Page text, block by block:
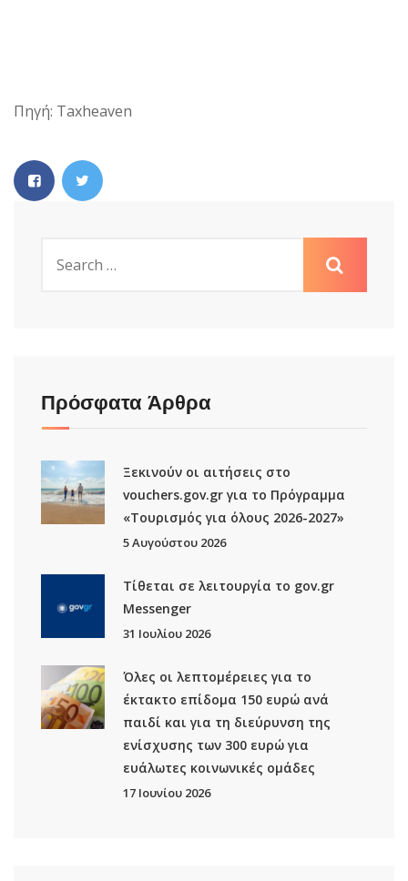
Πηγή: Taxheaven
Πρόσφατα Άρθρα
Ξεκινούν οι αιτήσεις στο
vouchers.gov.gr για το Πρόγραμμα
«Τουρισμός για όλους 2026-2027»
5 Αυγούστου 2026
Τίθεται σε λειτουργία το gov.gr
Μessenger
31 Ιουλίου 2026
Όλες οι λεπτομέρειες για το
έκτακτο επίδομα 150 ευρώ ανά
παιδί και για τη διεύρυνση της
ενίσχυσης των 300 ευρώ για
ευάλωτες κοινωνικές ομάδες
17 Ιουνίου 2026